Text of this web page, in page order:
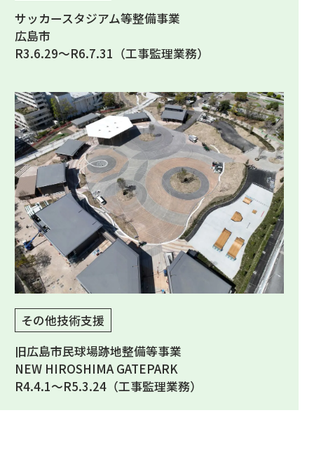
サッカースタジアム等整備事業
広島市
R3.6.29～R6.7.31（工事監理業務）
その他技術支援
旧広島市民球場跡地整備等事業
NEW HIROSHIMA GATEPARK
R4.4.1～R5.3.24（工事監理業務）